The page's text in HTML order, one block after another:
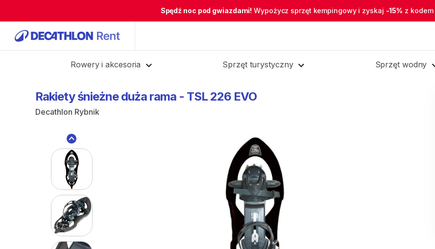
Spędź noc pod gwiazdami! Wypożycz sprzęt kempingowy i zyskaj -15% z kodem
Rowery i akcesoria Sprzęt turystyczny Sprzęt wodny
Rakiety śnieżne duża rama - TSL 226 EVO
Decathlon Rybnik